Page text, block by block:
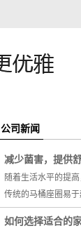
公司新闻
减少菌害，提供
随着生活水平的提
传统的马桶座圈易
如何选择适合的